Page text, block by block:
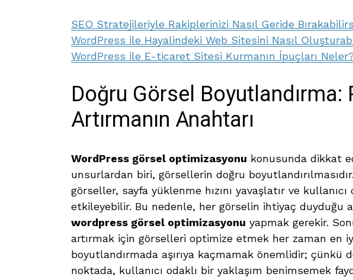
SEO Stratejileriyle Rakiplerinizi Nasıl Geride
WordPress ile Hayalindeki Web Sitesini Nasıl
WordPress ile E-ticaret Sitesi Kurmanın İpuçları
Doğru Görsel Boyutlandırma:
Artırmanın Anahtarı
WordPress görsel optimizasyonu konusunda dikkat
unsurlardan biri, görsellerin doğru
görseller, sayfa yüklenme hızını yavaşlatır ve
etkileyebilir. Bu nedenle, her görselin ihtiyaç duyduğu
wordpress görsel optimizasyonu yapmak gerekir.
artırmak için görselleri optimize etmek her zaman en
boyutlandırmada aşırıya kaçmamak önemlidir; çünkü
noktada, kullanıcı odaklı bir yaklaşım benimsemek